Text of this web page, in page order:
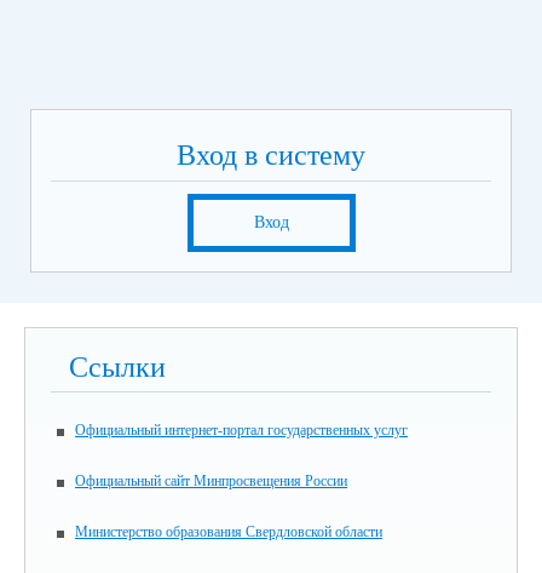
Вход в систему
Вход
Ссылки
Официальный интернет-портал государственных услуг
Официальный сайт Минпросвещения России
Министерство образования Свердловской области